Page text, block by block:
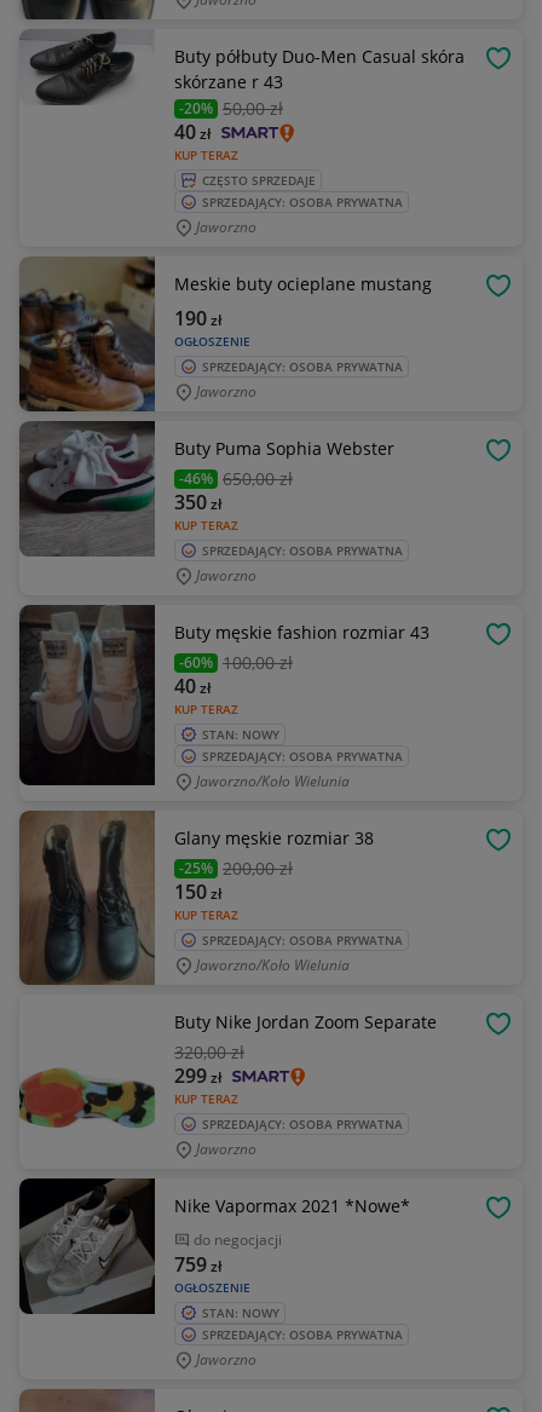
Buty półbuty Duo-Men Casual skóra
skórzane r 43
-20% 50,00 zł
KUP TERAZ
40zł
CZĘSTO SPRZEDAJE
SPRZEDAJĄCY: OSOBA PRYWATNA
Jaworzno
Meskie buty ocieplane mustang
OGŁOSZENIE
190zł
SPRZEDAJĄCY: OSOBA PRYWATNA
Jaworzno
Buty Puma Sophia Webster
-46% 650,00 zł
KUP TERAZ
350zł
SPRZEDAJĄCY: OSOBA PRYWATNA
Jaworzno
Buty męskie fashion rozmiar 43
-60% 100,00 zł
KUP TERAZ
40zł
STAN: NOWY
SPRZEDAJĄCY: OSOBA PRYWATNA
Jaworzno/koło Wielunia
Glany męskie rozmiar 38
-25% 200,00 zł
KUP TERAZ
150zł
SPRZEDAJĄCY: OSOBA PRYWATNA
Jaworzno/koło Wielunia
Buty Nike Jordan Zoom Separate
320,00 zł
KUP TERAZ
299zł
SPRZEDAJĄCY: OSOBA PRYWATNA
Jaworzno
Nike Vapormax 2021 *Nowe*
do negocjacji
OGŁOSZENIE
759zł
STAN: NOWY
SPRZEDAJĄCY: OSOBA PRYWATNA
Jaworzno